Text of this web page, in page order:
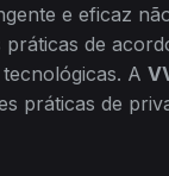
e eficaz
de
A
práticas de